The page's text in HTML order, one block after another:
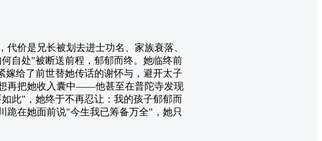
价是兄长被划去进士功名、家族衰落、
自处"被断送前程，郁郁而终。她临终前
给了前世替她传话的谢怀与，避开太子
再把她收入囊中——他甚至在普陀寺发现
此"，她终于不再忍让：我的孩子郁郁而
在她面前说"今生我已筹备万全"，她只